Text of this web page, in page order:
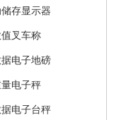
存显示器
叉车称
电子地磅
电子秤
电子台秤